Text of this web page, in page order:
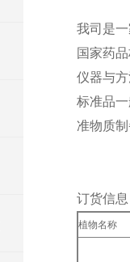
我司是
国家药
仪器与
标准品
准物质
订货信息
植物名称